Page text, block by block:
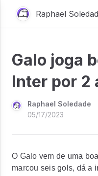
Raphael
Galo joga
Inter por 2
Raphael Soledade
05/17/2023
O Galo vem de uma
marcou seis gols, dá a